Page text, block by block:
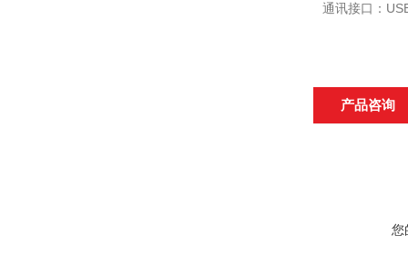
通讯接口：
产品咨询
您